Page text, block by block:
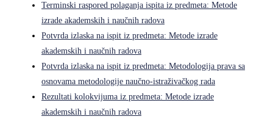
Terminski raspored polaganja ispita iz predmeta: Metode
izrade akademskih i naučnih radova
Potvrda izlaska na ispit iz predmeta: Metode izrade
akademskih i naučnih radova
Potvrda izlaska na ispit iz predmeta: Metodologija prava sa
osnovama metodologije naučno-istraživačkog rada
Rezultati kolokvijuma iz predmeta: Metode izrade
akademskih i naučnih radova